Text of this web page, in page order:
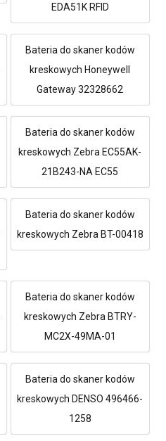
EDA51K RFID
Bateria do skaner kodów
kreskowych Honeywell
Gateway 32328662
Bateria do skaner kodów
kreskowych Zebra EC55AK-
21B243-NA EC55
Bateria do skaner kodów
kreskowych Zebra BT-00418
Bateria do skaner kodów
kreskowych Zebra BTRY-
MC2X-49MA-01
Bateria do skaner kodów
kreskowych DENSO 496466-
1258